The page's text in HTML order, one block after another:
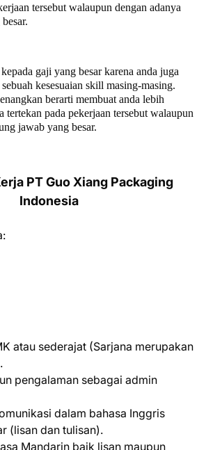
tersebut walaupun dengan adanya
gaji yang besar karena anda juga
kesesuaian skill masing-masing.
berarti membuat anda lebih
tertekan pada pekerjaan tersebut walaupun
jawab yang besar.
PT Guo Xiang Packaging
Indonesia
atau sederajat (Sarjana merupakan
pengalaman sebagai admin
dalam bahasa Inggris
(lisan dan tulisan).
Mandarin baik lisan maupun